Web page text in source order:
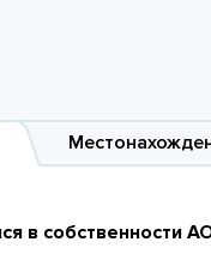
в собственности